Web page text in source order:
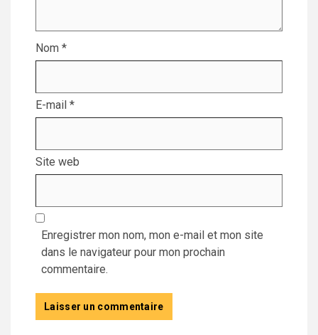
Nom *
E-mail *
Site web
Enregistrer mon nom, mon e-mail et mon site
dans le navigateur pour mon prochain
commentaire.